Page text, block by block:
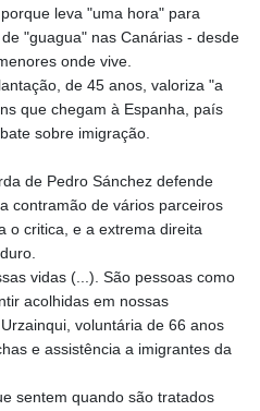
leva "uma hora" para
"guagua" nas Canárias - desde
onde vive.
de 45 anos, valoriza "a
que chegam à Espanha, país
sobre imigração.
de Pedro Sánchez defende
contramão de vários parceiros
o critica, e a extrema direita
vidas (...). São pessoas como
acolhidas em nossas
voluntária de 66 anos
e assistência a imigrantes da
sentem quando são tratados